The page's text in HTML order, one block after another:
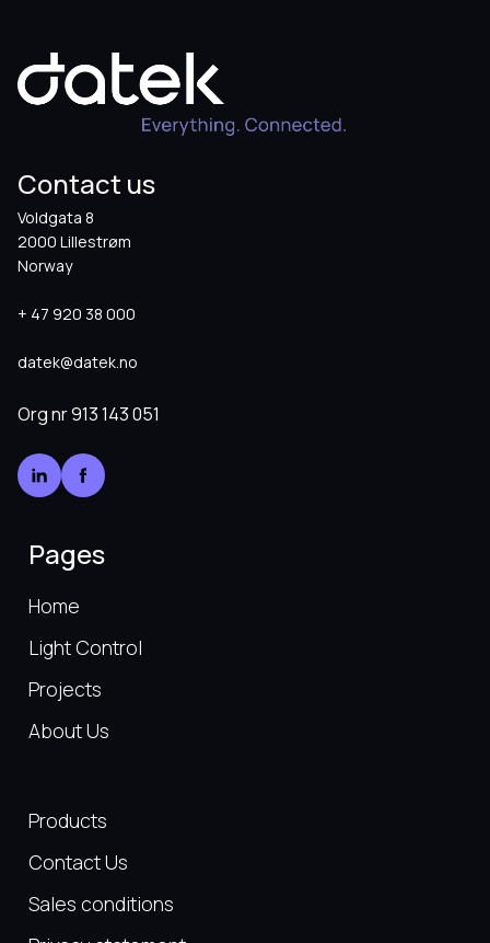
Contact us
Voldgata 8
2000 Lillestrøm
Norway
+ 47 920 38 000
datek@datek.no
Org nr913 143 051
Pages
Home
Light Control
Projects
About Us
Products
Contact Us
Sales conditions